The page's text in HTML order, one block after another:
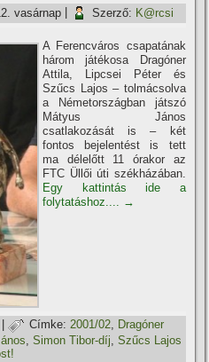
vasárnap Szerző: K@rcsi
A Ferencváros csapatának
három játékosa Dragóner
Attila, Lipcsei Péter és
Szűcs Lajos – tolmácsolva
a Németországban játszó
Mátyus János
csatlakozását is – két
fontos bejelentést is tett
ma délelőtt 11 órakor az
FTC Üllői úti székházában.
Egy kattintás ide a
folytatáshoz.... →
| Címke: 2001/02, Dragóner
,Simon Tibor-dí­j ,Szűcs Lajos